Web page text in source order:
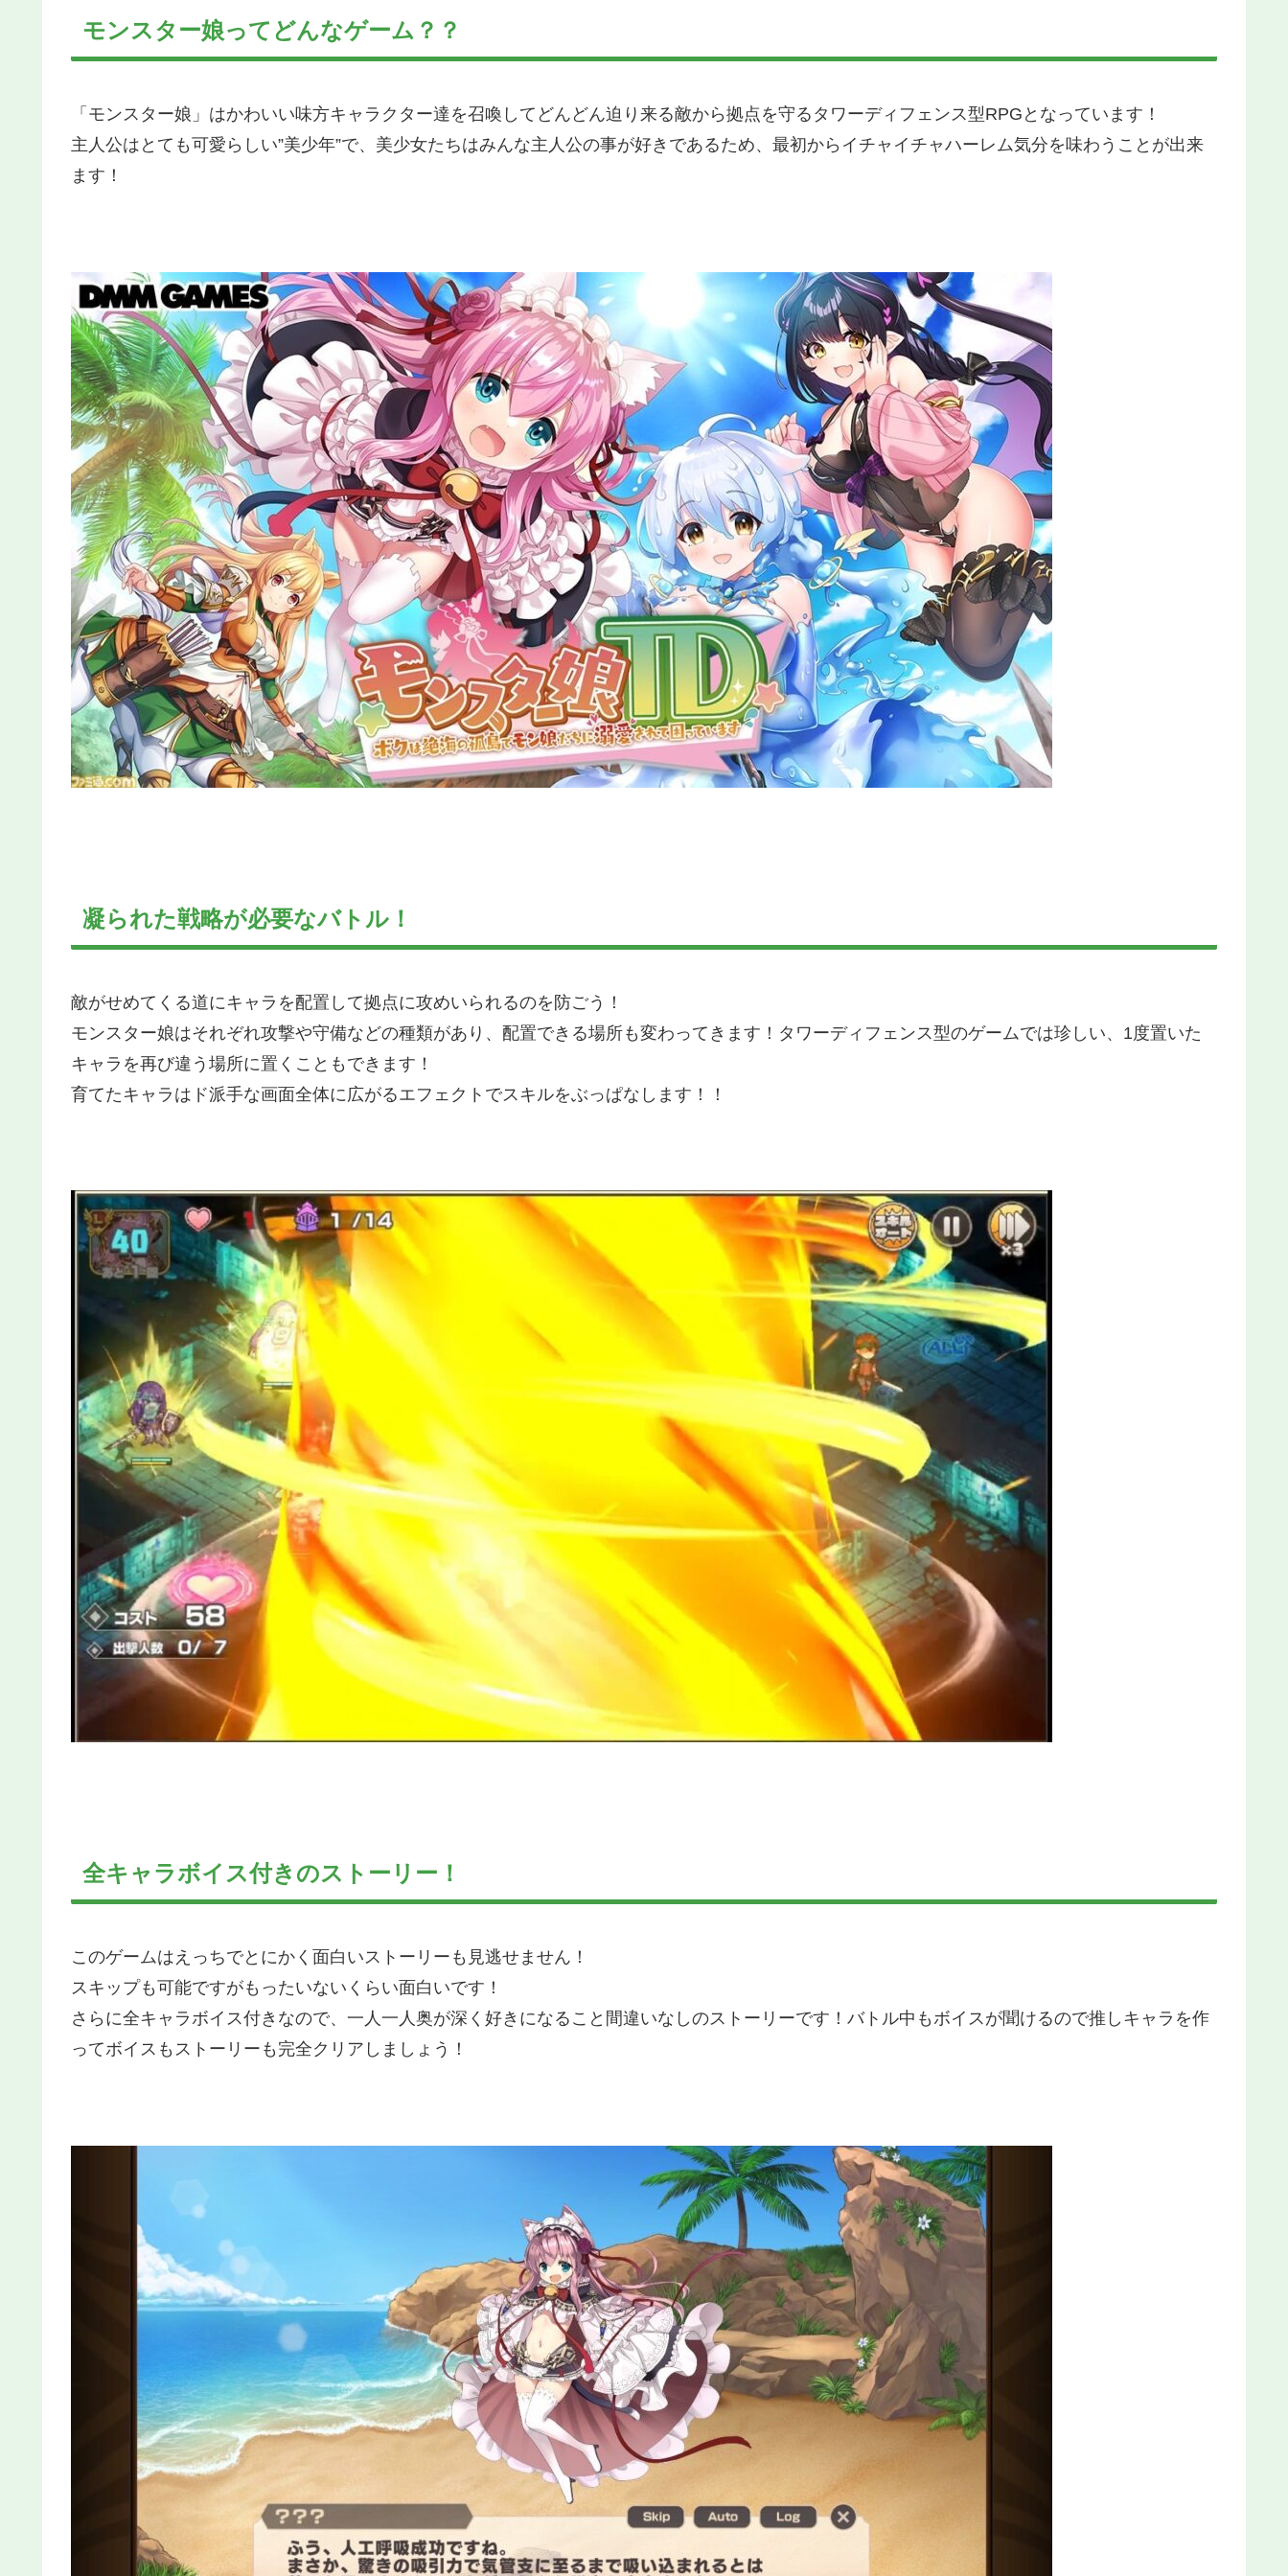
モンスター娘ってどんなゲーム？？
「モンスター娘」はかわいい味方キャラクター達を召喚してどんどん迫り来る敵から拠点を守るタワーディフェンス型RPGとなっています！
主人公はとても可愛らしい”美少年”で、美少女たちはみんな主人公の事が好きであるため、最初からイチャイチャハーレム気分を味わうことが出来
ます！
凝られた戦略が必要なバトル！
敵がせめてくる道にキャラを配置して拠点に攻めいられるのを防ごう！
モンスター娘はそれぞれ攻撃や守備などの種類があり、配置できる場所も変わってきます！タワーディフェンス型のゲームでは珍しい、1度置いた
キャラを再び違う場所に置くこともできます！
育てたキャラはド派手な画面全体に広がるエフェクトでスキルをぶっぱなします！！
全キャラボイス付きのストーリー！
このゲームはえっちでとにかく面白いストーリーも見逃せません！
スキップも可能ですがもったいないくらい面白いです！
さらに全キャラボイス付きなので、一人一人奥が深く好きになること間違いなしのストーリーです！バトル中もボイスが聞けるので推しキャラを作
ってボイスもストーリーも完全クリアしましょう！